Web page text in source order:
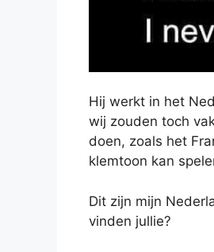
Hij werkt in het
wij zouden toch
doen, zoals het
klemtoon kan
Dit zijn mijn
vinden jullie?